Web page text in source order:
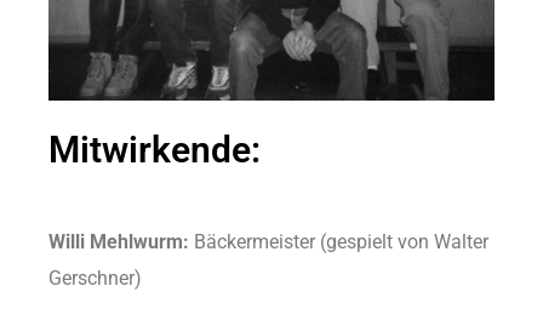
Mitwirkende:
Willi Mehlwurm: Bäckermeister (gespielt von Walter
Gerschner)